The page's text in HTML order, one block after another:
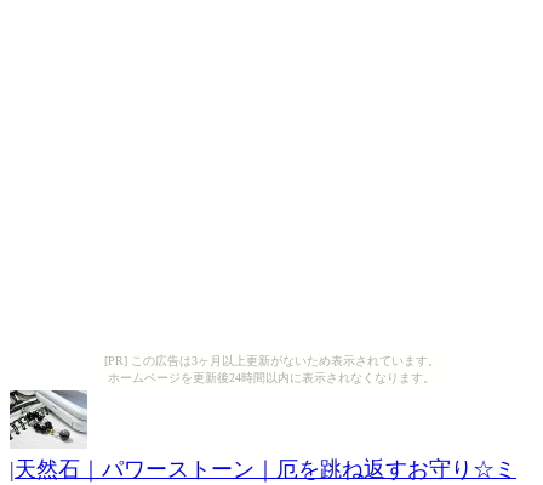
[PR] この広告は3ヶ月以上更新がないため表示されています。
ホームページを更新後24時間以内に表示されなくなります。
|天然石｜パワーストーン｜厄を跳ね返すお守り☆ミ